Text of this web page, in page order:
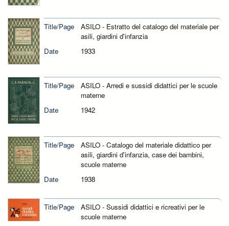
Title/Page
ASILO - Estratto del catalogo del materiale per
asili, giardini d'infanzia
Date
1933
Title/Page
ASILO - Arredi e sussidi didattici per le scuole
materne
Date
1942
Title/Page
ASILO - Catalogo del materiale didattico per
asili, giardini d'infanzia, case dei bambini,
scuole materne
Date
1938
Title/Page
ASILO - Sussidi didattici e ricreativi per le
scuole materne